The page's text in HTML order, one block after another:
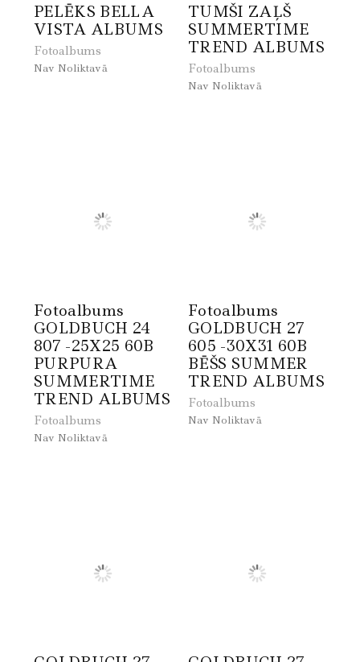
PELĒKS BELLA
VISTA ALBUMS
Fotoalbums
Nav Noliktavā
TUMŠI ZAĻŠ
SUMMERTIME
TREND ALBUMS
Fotoalbums
Nav Noliktavā
Fotoalbums
GOLDBUCH 24
807 -25X25 60B
PURPURA
SUMMERTIME
TREND ALBUMS
Fotoalbums
Nav Noliktavā
Fotoalbums
GOLDBUCH 27
605 -30X31 60B
BĒŠS SUMMER
TREND ALBUMS
Fotoalbums
Nav Noliktavā